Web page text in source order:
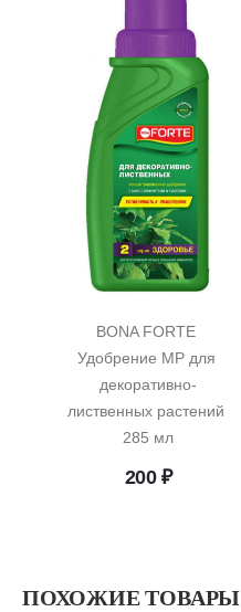
BONA FORTE
Удобрение MP для
декоративно-
лиственных растений
285 мл
200₽
ПОХОЖИЕ ТОВАРЫ